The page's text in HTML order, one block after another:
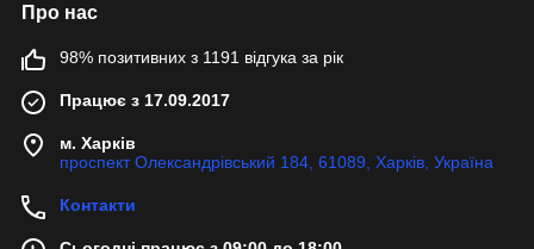
Про нас
98% позитивних з 1191 відгука за рік
Працює з 17.09.2017
м. Харків
проспект Олександрівський 184, 61089, Харків, Україна
Контакти